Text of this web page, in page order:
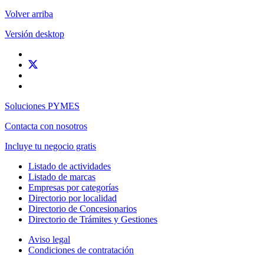
Volver arriba
Versión desktop
Soluciones PYMES
Contacta con nosotros
Incluye tu negocio gratis
Listado de actividades
Listado de marcas
Empresas por categorías
Directorio por localidad
Directorio de Concesionarios
Directorio de Trámites y Gestiones
Aviso legal
Condiciones de contratación